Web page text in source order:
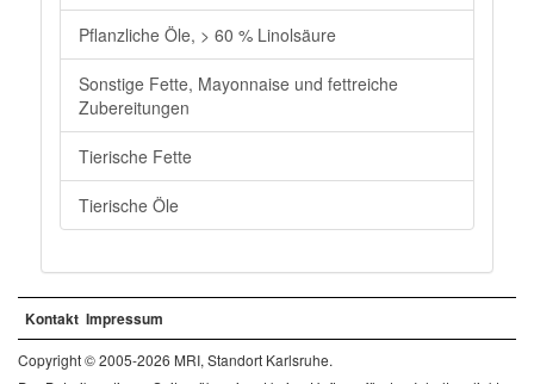
Pflanzliche Öle, > 60 % Linolsäure
Sonstige Fette, Mayonnaise und fettreiche
Zubereitungen
Tierische Fette
Tierische Öle
Kontakt Impressum
Copyright © 2005-2026 MRI, Standort Karlsruhe.